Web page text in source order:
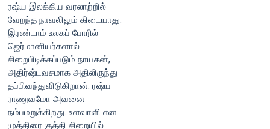
ரஷ்ய இலக்கிய வரலாற்றில்
வேறந்த நாவலிலும் கிடையாது.
இரண்டாம் உலகப் போரில்
ஜெர்மானியர்களால்
சிறைபிடிக்கப்படும் நாயகன்,
அதிர்ஷ்டவசமாக அதிலிருந்து
தப்பிவந்துவிடுகிறான். ரஷ்ய
ராணுவமோ அவனை
நம்பமறுக்கிறது. உளவாளி என
முத்திரை குத்தி சிறையில்